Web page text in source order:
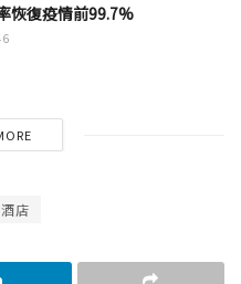
恢復疫情前99.7%
店